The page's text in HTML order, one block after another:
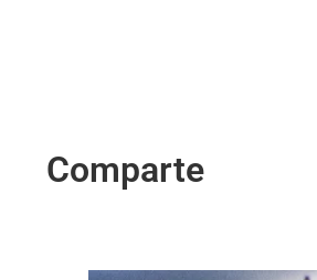
Comparte